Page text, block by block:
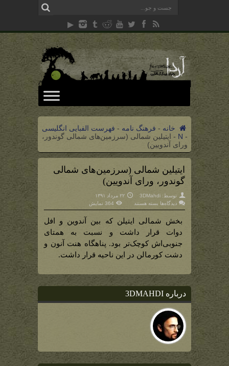
خانه - فرهنگ نامه - فهرست الفبایی انگلیسی
-
N
- ایتیلین شمالی (سرزمین‌های شمالی گوندور،
ورای آندویین)
ایتیلین شمالی (سرزمین‌های شمالی
گوندور، ورای آندویین)
توسط: 3DMahdi
۲۲ مرداد ۱۳۹۱
دیدگاه‌ها برای
(سرزمین‌های
شمالی
گوندور،
ورای
آندویین)
بسته هستند 364 نمایش
بخش شمالی ایتیلن که بین آندوین و افل
دوات قرار داشت و نسبت به همتای
جنوبی‌اش کوچک‌تر بود. پناهگاه هنت آنون و
دشت کورمالن در این ناحیه قرار داشت.
درباره 3DMAHDI